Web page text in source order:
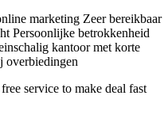
marketing Zeer bereikbaar
Persoonlijke betrokkenheid
kantoor met korte
overbiedingen
service to make deal fast